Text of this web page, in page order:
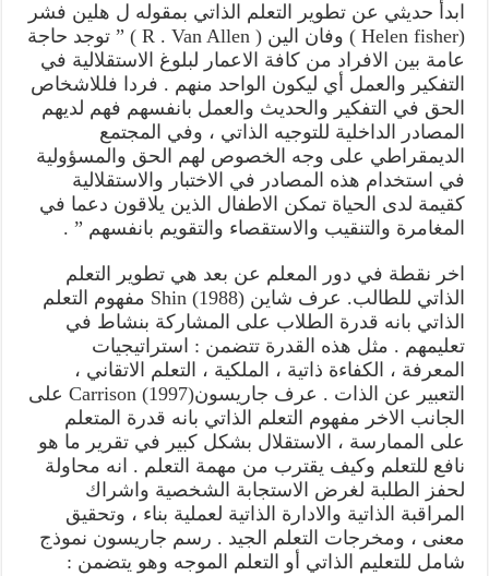
ابدأ حديثي عن تطوير التعلم الذاتي بمقوله ل هلين فشر
(Helen fisher ) وفان الين ( R . Van Allen ) ” توجد حاجة
عامة بين الافراد من كافة الاعمار لبلوغ الاستقلالية في
التفكير والعمل أي ليكون الواحد منهم . فردا فللاشخاص
الحق في التفكير والحديث والعمل بانفسهم فهم لديهم
المصادر الداخلية للتوجيه الذاتي ، وفي المجتمع
الديمقراطي على وجه الخصوص لهم الحق والمسؤولية
في استخدام هذه المصادر في الاختبار والاستقلالية
كقيمة لدى الحياة تمكن الاطفال الذين يلاقون دعما في
المغامرة والتنقيب والاستقصاء والتقويم بانفسهم ” .
اخر نقطة في دور المعلم عن بعد هي تطوير التعلم
الذاتي للطالب. عرف شاين Shin (1988) مفهوم التعلم
الذاتي بانه قدرة الطلاب على المشاركة بنشاط في
تعليمهم . مثل هذه القدرة تتضمن : استراتيجيات
المعرفة ، الكفاءة ذاتية ، الملكية ، التعلم الاتقاني ،
التعبير عن الذات . عرف جاريسونCarrison (1997) على
الجانب الاخر مفهوم التعلم الذاتي بانه قدرة المتعلم
على الممارسة ، الاستقلال بشكل كبير في تقرير ما هو
نافع للتعلم وكيف يقترب من مهمة التعلم . انه محاولة
لحفز الطلبة لغرض الاستجابة الشخصية واشراك
المراقبة الذاتية والادارة الذاتية لعملية بناء ، وتحقيق
معنى ، ومخرجات التعلم الجيد . رسم جاريسون نموذج
شامل للتعليم الذاتي أو التعلم الموجه وهو يتضمن :